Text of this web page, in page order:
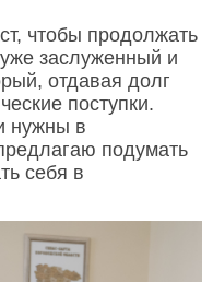
чтобы продолжать
заслуженный и
отдавая долг
поступки.
нужны в
подумать
себя в